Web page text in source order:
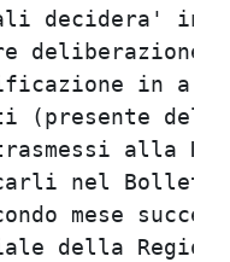
quali
con
nel
della